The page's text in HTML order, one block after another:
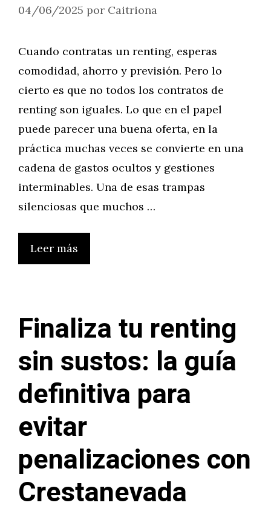
04/06/2025 por Caitriona
Cuando contratas un renting, esperas
comodidad, ahorro y previsión. Pero lo
cierto es que no todos los contratos de
renting son iguales. Lo que en el papel
puede parecer una buena oferta, en la
práctica muchas veces se convierte en una
cadena de gastos ocultos y gestiones
interminables. Una de esas trampas
silenciosas que muchos …
Leer más
Finaliza tu renting
sin sustos: la guía
definitiva para
evitar
penalizaciones con
Crestanevada